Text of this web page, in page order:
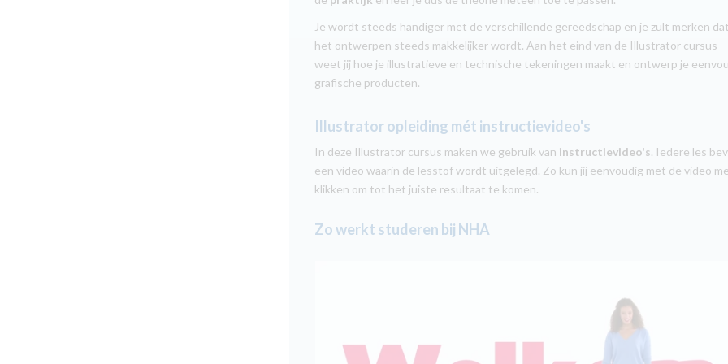
Je wordt steeds handiger met de verschillende gereedschap en je zult merken dat
het ontwerpen steeds makkelijker wordt. Aan het eind van de Illustrator cursus
weet jij hoe je illustratieve en technische tekeningen maakt en ontwerp je
grafische producten.
Illustrator opleiding mét instructievideo's
In deze Illustrator cursus maken we gebruik van instructievideo's. Iedere les
een video waarin de lesstof wordt uitgelegd. Zo kun jij eenvoudig met de video
klikken om tot het juiste resultaat te komen.
Zo werkt studeren bij NHA